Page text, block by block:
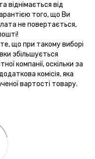
віднімається від
того, що Ви
не повертається,
що при такому виборі
збільшується
компанії, оскільки за
комісія, яка
вартості товару.